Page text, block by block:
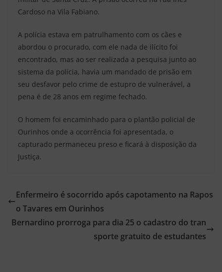
Cardoso na Vila Fabiano.
A polícia estava em patrulhamento com os cães e
abordou o procurado, com ele nada de ilícito foi
encontrado, mas ao ser realizada a pesquisa junto ao
sistema da polícia, havia um mandado de prisão em
seu desfavor pelo crime de estupro de vulnerável, a
pena é de 28 anos em regime fechado.
O homem foi encaminhado para o plantão policial de
Ourinhos onde a ocorrência foi apresentada, o
capturado permaneceu preso e ficará à disposição da
Justiça.
Enfermeiro é socorrido após capotamento na Rapos
o Tavares em Ourinhos
Bernardino prorroga para dia 25 o cadastro do tran
sporte gratuito de estudantes